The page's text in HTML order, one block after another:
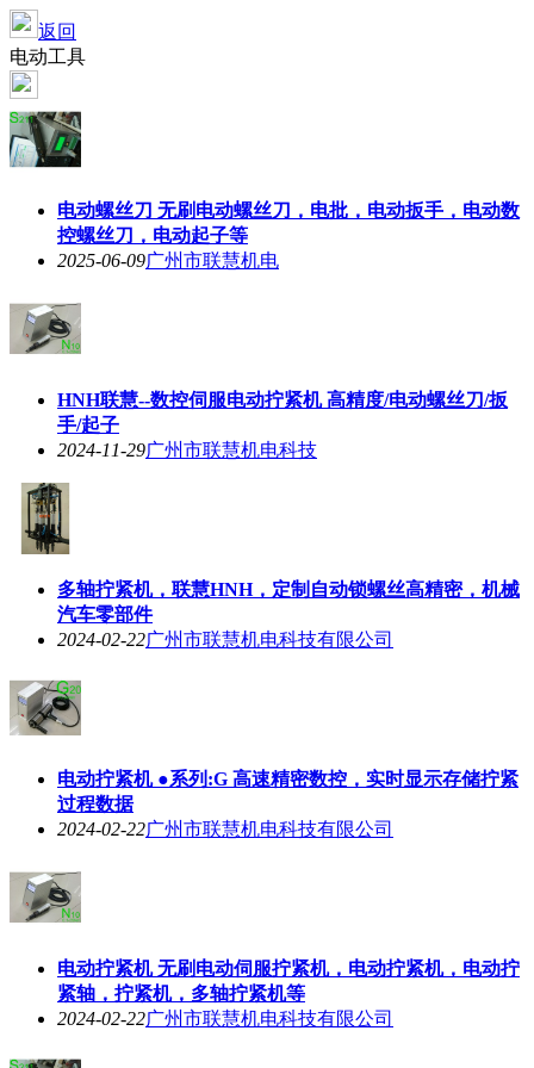
返回
电动工具
电动螺丝刀 无刷电动螺丝刀，电批，电动扳手，电动数
控螺丝刀，电动起子等
2025-06-09广州市联慧机电
HNH联慧--数控伺服电动拧紧机 高精度/电动螺丝刀/扳
手/起子
2024-11-29广州市联慧机电科技
多轴拧紧机，联慧HNH，定制自动锁螺丝高精密，机械
汽车零部件
2024-02-22广州市联慧机电科技有限公司
电动拧紧机 ●系列:G 高速精密数控，实时显示存储拧紧
过程数据
2024-02-22广州市联慧机电科技有限公司
电动拧紧机 无刷电动伺服拧紧机，电动拧紧机，电动拧
紧轴，拧紧机，多轴拧紧机等
2024-02-22广州市联慧机电科技有限公司